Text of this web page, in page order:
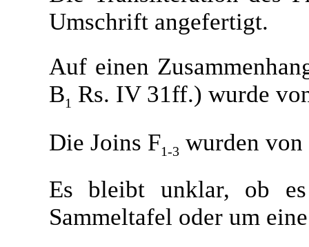
Umschrift angefertigt.
Auf einen
B1 Rs. IV 31ff.) wurde
Die Joins F1-3 wurden
Es bleibt unklar, ob
Sammeltafel oder um